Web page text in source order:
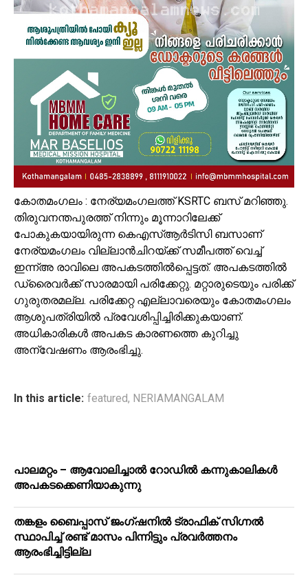
കോതമംഗലം : നേര്യമംഗലത്ത് KSRTC ബസ് മറിഞ്ഞു.
തിരുവനന്തപുരത്ത് നിന്നും മൂന്നാറിലേക്ക്
പോകുകയായിരുന്ന കെഎസ്ആർടിസി ബസാണ്
നേര്യമംഗലം വില്ലാൻചിറയ്ക്ക് സമീപത്ത് വെച്ച്
ഇന്ന്അ രാവിലെ അപകടത്തിൽപ്പെട്ടത്. അപകടത്തിൽ
ഡ്രൈവർക്ക് സാരമായി പരിക്കേറ്റു. മറ്റാരുടെയും പരിക്ക്
ഗുരുതരമല്ല. പരിക്കേറ്റ എല്ലാവരെയും കോതമംഗലം
ആശുപത്രിയിൽ പ്രവേശിപ്പിച്ചിരിക്കുകയാണ്.
അധികാരികൾ അപകട കാരണത്തെ കുറിച്ചു
അന്വേഷണം ആരംഭിച്ചു.
In this article: featured, NERIAMANGALAM
പാലമറ്റം – ആവോലിച്ചാൽ റോഡിൽ കന്നുകാലികൾ
അപകടക്കെണിയാകുന്നു
തങ്കളം ബൈപ്പാസ് ജംഗ്ഷനിൽ ട്രാഫിക് സിഗ്നല്‍
സ്ഥാപിച്ച് രണ്ട് മാസം പിന്നിട്ടും പ്രവർത്തനം
ആരംഭിച്ചിട്ടില്ല